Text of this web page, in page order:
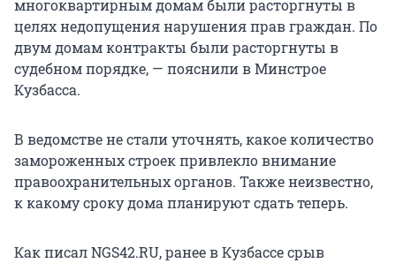
многоквартирным домам были расторгнуты в
целях недопущения нарушения прав граждан. По
двум домам контракты были расторгнуты в
судебном порядке, — пояснили в Минстрое
Кузбасса.
В ведомстве не стали уточнять, какое количество
замороженных строек привлекло внимание
правоохранительных органов. Также неизвестно,
к какому сроку дома планируют сдать теперь.
Как писал NGS42.RU, ранее в Кузбассе срыв